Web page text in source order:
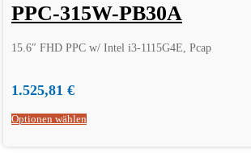
PPC-315W-PB30A
15.6″ FHD PPC w/ Intel i3-1115G4E, Pcap
1.525,81 €
Optionen wählen